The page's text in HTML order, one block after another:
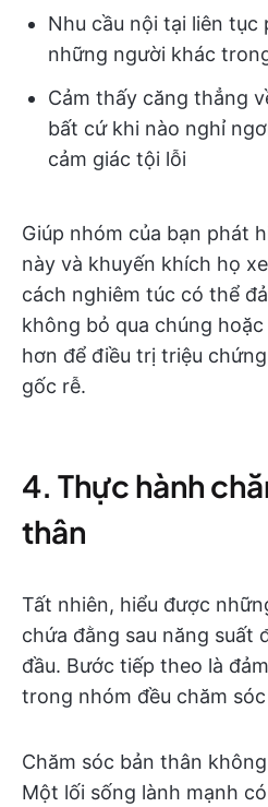
Nhu cầu nội tại liên tục
những người khác
Cảm thấy căng thẳng
bất cứ khi nào nghỉ
cảm giác tội lỗi
Giúp nhóm của bạn phát
này và khuyến khích họ
cách nghiêm túc có thể
không bỏ qua chúng
hơn để điều trị triệu
gốc rễ.
4. Thực hành
thân
Tất nhiên, hiểu được
chứa đằng sau năng suất
đầu. Bước tiếp theo là
trong nhóm đều chăm
Chăm sóc bản thân
Một lối sống lành mạnh